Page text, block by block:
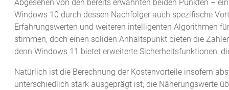
Abgesehen von den bereits erwähnten beiden Punkten –
Windows 10 durch dessen Nachfolger auch spezifische
Erfahrungswerten und weiteren intelligenten Algorithmen
stimmen, doch einen soliden Anhaltspunkt bieten die
denn Windows 11 bietet erweiterte Sicherheitsfunktionen,
Natürlich ist die Berechnung der Kostenvorteile insofern
unterschiedlich stark ausgeprägt ist; die Näherungswerte